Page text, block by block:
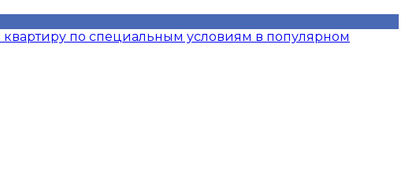
по специальным условиям в популярном